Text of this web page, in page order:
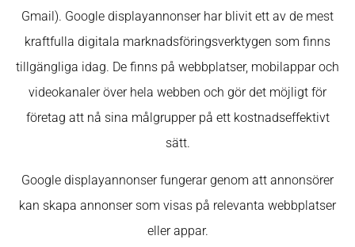
Gmail). Google displayannonser har blivit ett av de mest
kraftfulla digitala marknadsföringsverktygen som finns
tillgängliga idag. De finns på webbplatser, mobilappar och
videokanaler över hela webben och gör det möjligt för
företag att nå sina målgrupper på ett kostnadseffektivt
sätt.
Google displayannonser fungerar genom att annonsörer
kan skapa annonser som visas på relevanta webbplatser
eller appar.